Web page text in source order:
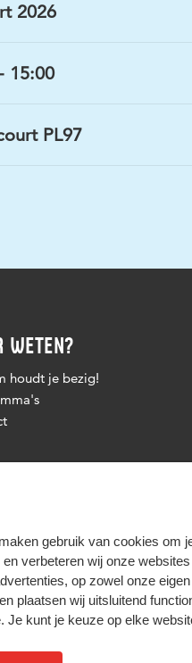
maken gebruik van cookies om
verbeteren wij onze
op zowel onze
plaatsen wij uitsluitend
Je kunt je keuze op elke
2026
15:00
PL97
WETEN?
houdt je bezig!
HIER KOMT ALLES